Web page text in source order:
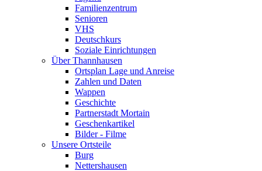
Familienzentrum
Senioren
VHS
Deutschkurs
Soziale Einrichtungen
Über Thannhausen
Ortsplan Lage und Anreise
Zahlen und Daten
Wappen
Geschichte
Partnerstadt Mortain
Geschenkartikel
Bilder - Filme
Unsere Ortsteile
Burg
Nettershausen